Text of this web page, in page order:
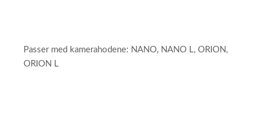
Passer med kamerahodene: NANO, NANO L, ORION,
ORION L